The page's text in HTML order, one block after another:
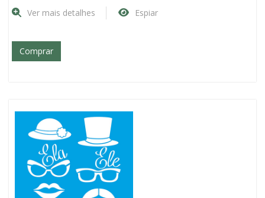
Ver mais detalhes Espiar
Comprar